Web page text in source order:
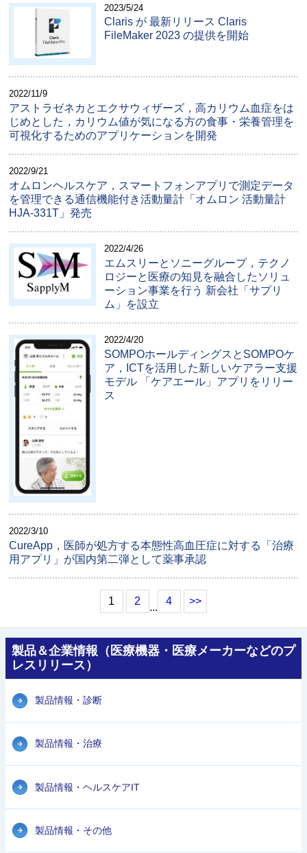
2023/5/24
Claris が 最新リリース Claris
FileMaker 2023 の提供を開始
2022/11/9
アストラゼネカとエクサウィザーズ，高カリウム血症をは
じめとした，カリウム値が気になる方の食事・栄養管理を
可視化するためのアプリケーションを開発
2022/9/21
オムロンヘルスケア，スマートフォンアプリで測定データ
を管理できる通信機能付き活動量計「オムロン 活動量計
HJA-331T」発売
2022/4/26
エムスリーとソニーグループ，テクノ
ロジーと医療の知見を融合したソリュ
ーション事業を行う 新会社「サプリ
ム」を設立
2022/4/20
SOMPOホールディングスとSOMPOケ
ア，ICTを活用した新しいケアラー支援
モデル 「ケアエール」アプリをリリー
ス
2022/3/10
CureApp，医師が処方する本態性高血圧症に対する「治療
用アプリ」が国内第二弾として薬事承認
1 2
...
4 >>
製品＆企業情報（医療機器・医療メーカーなどのプ
レスリリース）
製品情報・診断
製品情報・治療
製品情報・ヘルスケアIT
製品情報・その他